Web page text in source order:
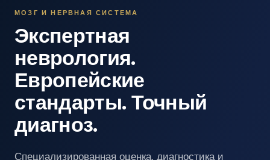
МОЗГ И НЕРВНАЯ СИСТЕМА
Экспертная
неврология.
Европейские
стандарты. Точный
диагноз.
Специализированная оценка, диагностика и